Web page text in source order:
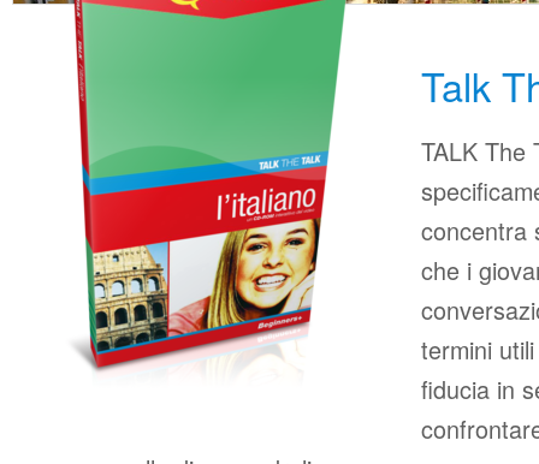
Talk
TALK The
concentra
che i
termini
fiducia in